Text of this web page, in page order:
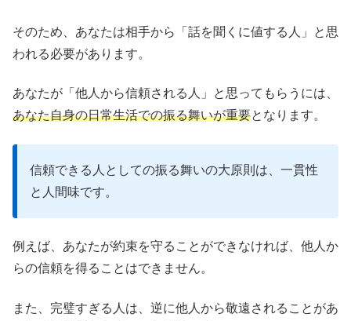
そのため、あなたは相手から「話を聞くに値する人」と思
われる必要があります。
あなたが「他人から信頼される人」と思ってもらうには、
あなた自身の日常生活での振る舞いが重要となります。
信頼できる人としての振る舞いの大原則は、一貫性
と人間味です。
例えば、あなたが約束を守ることができなければ、他人か
らの信頼を得ることはできません。
また、完璧すぎる人は、逆に他人から敬遠されることがあ